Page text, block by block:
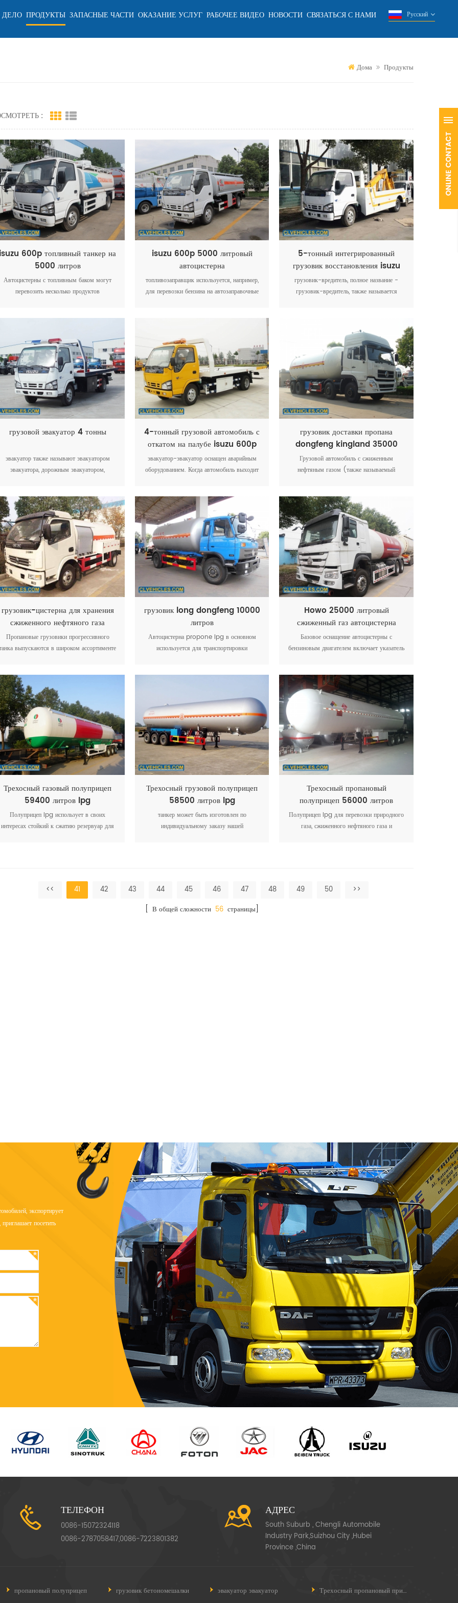
ПРОДУКТЫ ЗАПАСНЫЕ ЧАСТИ ОКАЗАНИЕ УСЛУГ РАБОЧЕЕ ВИДЕО НОВОСТИ СВЯЗАТЬСЯ С НАМИ Русский
Дома Продукты
:
isuzu 600p топливный танкер на
5000 литров
Автоцистерны с топливным баком могут
перевозить несколько продуктов
бака это позволяет увеличить количество
вариантов доставки. Эти грузовики обычно
используются для перевозки бензинов
разных марок на заправочные станции для
перевозки всех продуктов, необходимых в
одной поездке.
isuzu 600p 5000 литровый
автоцистерна
топливозаправщик используется, например,
для перевозки бензина на автозаправочные
материалы включают алюминий,
углеродистую сталь, нержавеющую сталь и
армированный стекловолокном пластик
(FRP).
5-тонный интегрированный
грузовик восстановления isuzu
600p
грузовик-вредитель, полное название -
грузовик-вредитель, также называется
основном используется на дорогах, в городе
пекан, транспортных средствах и
спасательных службах и т. д.
грузовой эвакуатор 4 тонны
эвакуатор также называют эвакуатором
эвакуатора, дорожным эвакуатором,
средством, ротаторным эвакуатором,
бортовым эвакуатором, эвакуатором с
плоской платформой и т. д.
4-тонный грузовой автомобиль с
откатом на палубе isuzu 600p
эвакуатор-эвакуатор оснащен аварийным
оборудованием. Когда автомобиль выходит
миссия эвакуатора заключается в
буксировке аварийного грузовика или
автомобиля вдали от места аварии, чтобы
обеспечить дорога беспрепятственная.
грузовик доставки пропана
dongfeng kingland 35000
литров
Грузовой автомобиль с сжиженным
нефтяным газом (также называемый
нефтяного газа, грузовик-цистерна для
сжиженного нефтяного газа, грузовой
автомобиль для перевозки сжиженного газа,
грузовой танк-цистерна для сжиженного
газа, грузовой автомобиль-цистерна для
сжиженного нефтяного газа) используется
для перевозки сжиженного нефтяного газа,
такого как пропан, жидкость аммиак,
диметиловый эфир (дмэ), изобутен и др.
грузовик-цистерна для хранения
сжиженного нефтяного газа
dongfeng 8000 литров
Пропановые грузовики прогрессивного
выпускаются в широком ассортименте
грузовик long dongfeng 10000
литров
Автоцистерна propone lpg в основном
используется для транспортировки
безопасность. у нас есть более чем
десятилетний опыт, мы можем изготовить
грузовик lpg
Howo 25000 литровый
сжиженный газ автоцистерна
Базовое оснащение автоцистерны с
бензиновым двигателем включает указатель
инструмента, предохранительный клапан,
измеритель температуры, измеритель
давления, аварийный запорный клапан, 1 шт.
запасное колесо, огнетушитель, статическое
электричество. защитное заземление и т. д.
Трехосный газовый полуприцеп
59400 литров lpg
Полуприцеп lpg использует в своих
интересах стойкий к сжатию резервуар для
водород, сжиженный природный газ, жидкий
диоксид серы и так далее)
Трехосный грузовой полуприцеп
58500 литров lpg
танкер может быть изготовлен по
индивидуальному заказу нашей
Трехосный пропановый
полуприцеп 56000 литров
Полуприцеп lpg для перевозки природного
газа, сжиженного нефтяного газа и
<< 41 42 43 44 45 46 47 48 49 50
>>
[ В общей сложности 56 страницы]
экспортирует
посетить
ТЕЛЕФОН
0086-15072324118
0086-2787058417,0086-7223801382
АДРЕС
South Suburb , Chengli Automobile
Industry Park,Suizhou City ,Hubei
Province ,China
пропановый полуприцеп грузовик бетономешалки эвакуатор эвакуатор Трехосный пропановый прицеп